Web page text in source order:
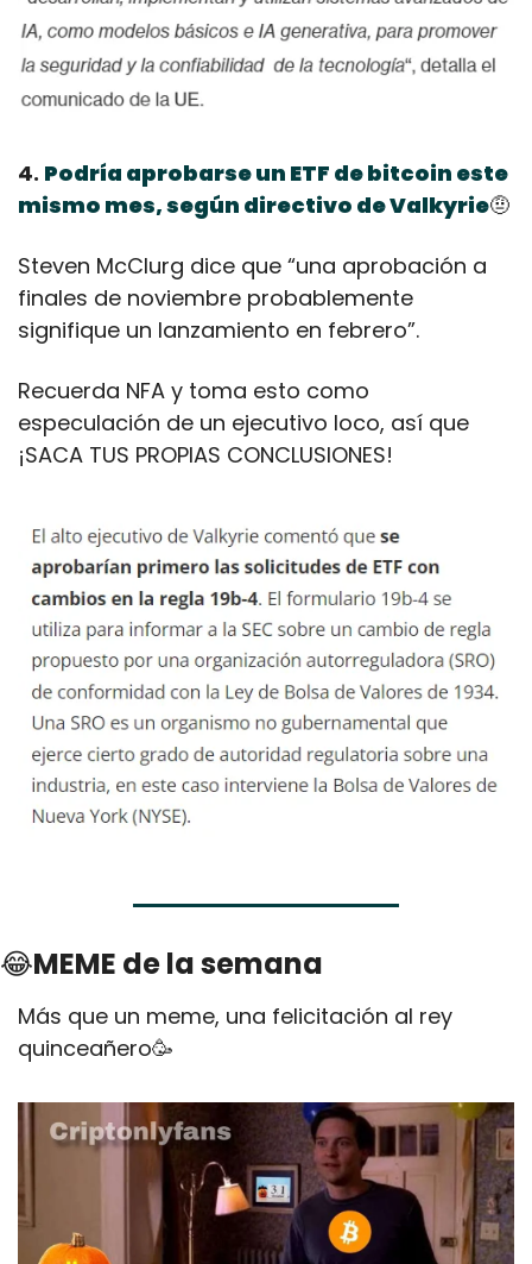
4. Podría aprobarse un ETF de bitcoin este
mismo mes, según directivo de Valkyrie🤨
Steven McClurg dice que “una aprobación a
finales de noviembre probablemente
signifique un lanzamiento en febrero”.
Recuerda NFA y toma esto como
especulación de un ejecutivo loco, así que
¡SACA TUS PROPIAS CONCLUSIONES!
😂MEME de la semana
Más que un meme, una felicitación al rey
quinceañero🥳